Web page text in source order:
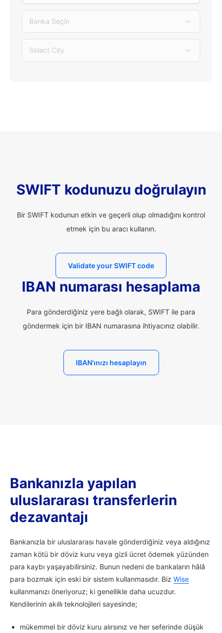
Banka Seçin
Select City
SWIFT kodunuzu doğrulayın
Bir SWIFT kodunun etkin ve geçerli olup olmadığını kontrol
etmek için bu aracı kullanın.
Validate your SWIFT code
IBAN numarası hesaplama
Para gönderdiğiniz yere bağlı olarak, SWIFT ile para
göndermek için bir IBAN numarasına ihtiyacınız olabilir.
IBAN'ınızı hesaplayın
Bankanızla yapılan
uluslararası transferlerin
dezavantajı
Bankanızla bir uluslararası havale gönderdiğiniz veya aldığınız
zaman kötü bir döviz kuru veya gizli ücret ödemek yüzünden
para kaybı yaşayabilirsiniz. Bunun nedeni de bankaların hâlâ
para bozmak için eski bir sistem kullanmasıdır. Biz Wise
kullanmanızı öneriyoruz; ki genellikle daha ucuzdur.
Kendilerinin akıllı teknolojileri sayesinde;
mükemmel bir döviz kuru alırsınız ve her seferinde düşük